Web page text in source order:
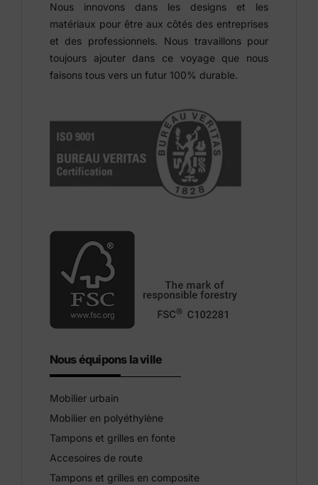
Nous innovons dans les designs et les
matériaux pour être aux côtés des entreprises
et des professionnels. Nous travaillons pour
toujours ajouter dans ce voyage que nous
faisons tous vers un futur 100% durable.
Nous équipons la ville
Mobilier urbain
Mobilier en polyéthylène
Tampons et grilles en fonte
Accesoires de route
Tampons et grilles en composite